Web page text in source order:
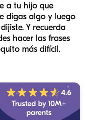
a tu hijo que
digas algo y luego
Y recuerda
hacer las frases
más difícil.